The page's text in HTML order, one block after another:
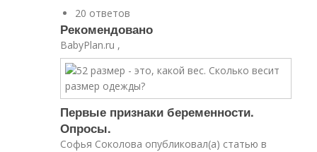
20 ответов
Рекомендовано
BabyPlan.ru ,
Первые признаки беременности.
Опросы.
Софья Соколова опубликовал(а) статью в